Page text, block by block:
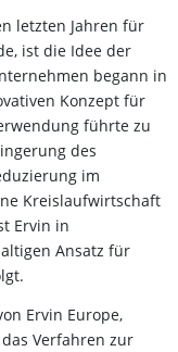
letzten Jahren für
ist die Idee der
begann in
Konzept für
führte zu
des
im
Kreislaufwirtschaft
Ervin in
Ansatz für
Ervin Europe,
Verfahren zur